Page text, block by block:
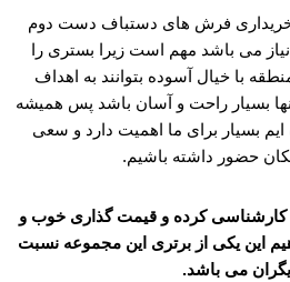
خریداری فرش های دستباف دست دوم
می باشد مهم است زیرا بستری را
با خیال آسوده بتوانند به اهداف
بسیار راحت و آسان باشد پس همیشه
ایم بسیار برای ما اهمیت دارد و سعی
حضور داشته باشیم.
کرده و قیمت گذاری خوب و
این یکی از برتری این مجموعه نسبت
می باشد.